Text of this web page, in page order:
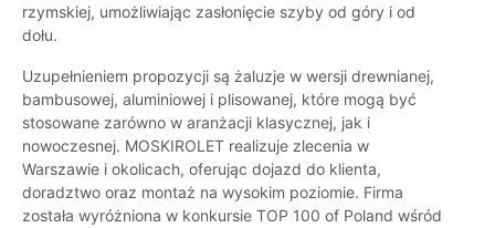
rzymskiej, umożliwiając zasłonięcie szyby od góry i od
dołu.
Uzupełnieniem propozycji są żaluzje w wersji drewnianej,
bambusowej, aluminiowej i plisowanej, które mogą być
stosowane zarówno w aranżacji klasycznej, jak i
nowoczesnej. MOSKIROLET realizuje zlecenia w
Warszawie i okolicach, oferując dojazd do klienta,
doradztwo oraz montaż na wysokim poziomie. Firma
została wyróżniona w konkursie TOP 100 of Poland wśród